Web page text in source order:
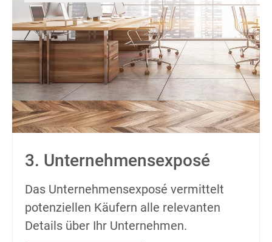
3. Unternehmens­exposé
Das Unternehmensexposé vermittelt
potenziellen Käufern alle relevanten
Details über Ihr Unternehmen.